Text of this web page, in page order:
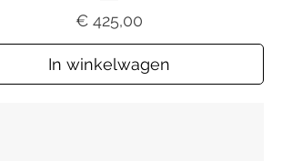
Prijs
€ 425,00
In winkelwagen